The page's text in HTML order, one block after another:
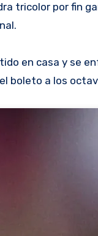
tricolor por fin
en casa y se
boleto a los